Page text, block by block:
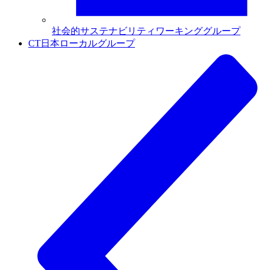
社会的サステナビリティワーキンググループ
CT日本ローカルグループ